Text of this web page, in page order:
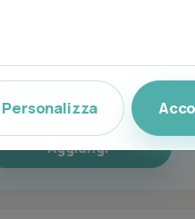
€
Aggiungi
Personalizza